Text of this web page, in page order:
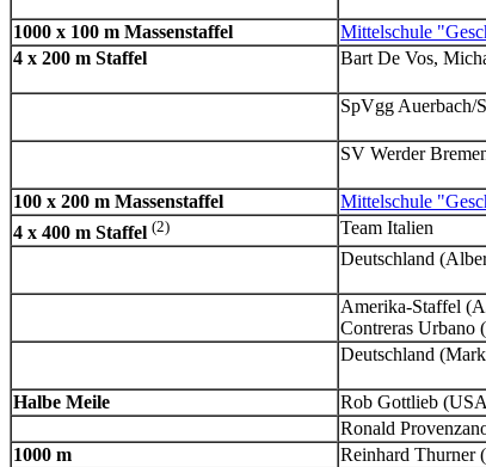
1000 x 100 m Massenstaffel Mittelschule
4 x 200 m Staffel
Bart De Vos,
SpVgg Auerbach/
SV Werder
100 x 200 m Massenstaffel Mittelschule
4 x 400 m Staffel (2) Team Italien
Deutschland
Amerika-Staffel
Contreras Urbano
Deutschland
Halbe Meile Rob Gottlieb
Ronald
1000 m
Reinhard Thurner